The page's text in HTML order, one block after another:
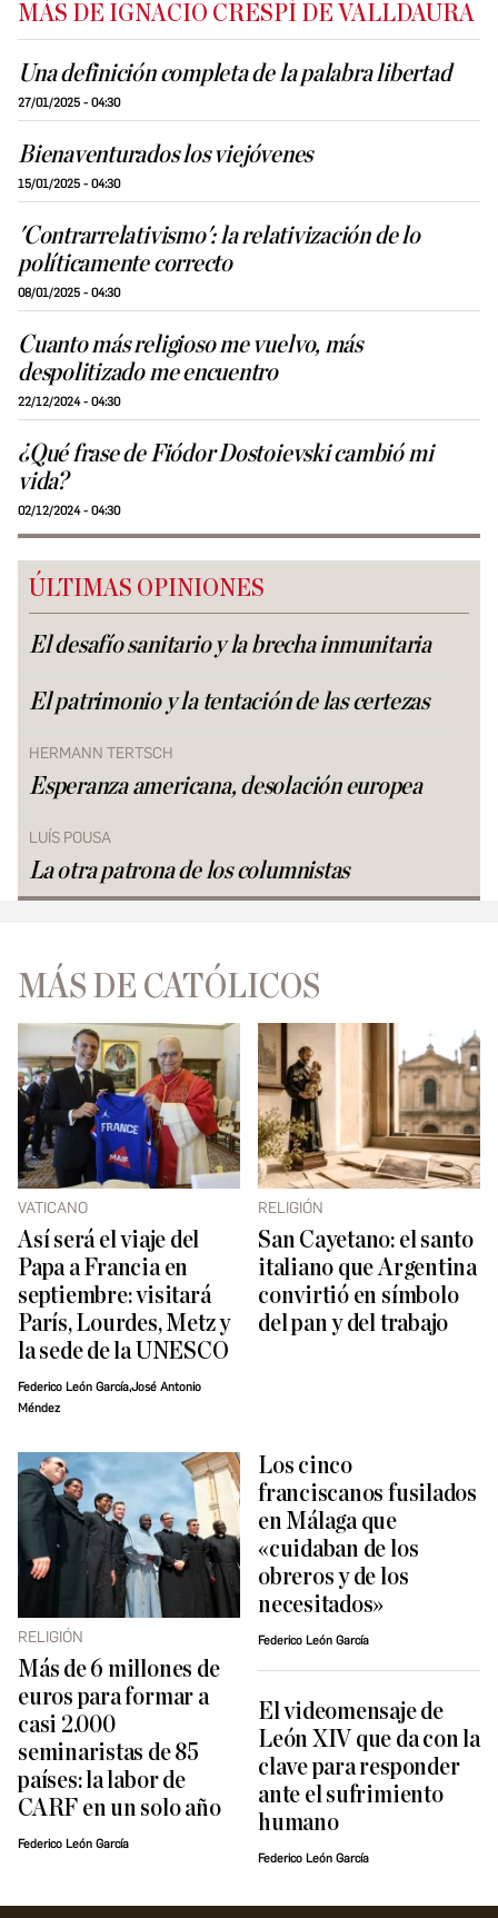
MÁS DE IGNACIO CRESPÍ DE VALLDAURA
Una definición completa de la palabra libertad
27/01/2025 - 04:30
Bienaventurados los viejóvenes
15/01/2025 - 04:30
'Contrarrelativismo': la relativización de lo
políticamente correcto
08/01/2025 - 04:30
Cuanto más religioso me vuelvo, más
despolitizado me encuentro
22/12/2024 - 04:30
¿Qué frase de Fiódor Dostoievski cambió mi
vida?
02/12/2024 - 04:30
ÚLTIMAS OPINIONES
El desafío sanitario y la brecha inmunitaria
El patrimonio y la tentación de las certezas
HERMANN TERTSCH
Esperanza americana, desolación europea
LUÍS POUSA
La otra patrona de los columnistas
MÁS DE CATÓLICOS
VATICANO
Así será el viaje del
Papa a Francia en
septiembre: visitará
París, Lourdes, Metz y
la sede de la UNESCO
Federico León García,José Antonio
Méndez
RELIGIÓN
San Cayetano: el santo
italiano que Argentina
convirtió en símbolo
del pan y del trabajo
RELIGIÓN
Más de 6 millones de
euros para formar a
casi 2.000
seminaristas de 85
países: la labor de
CARF en un solo año
Federico León García
Los cinco
franciscanos fusilados
en Málaga que
«cuidaban de los
obreros y de los
necesitados»
Federico León García
El videomensaje de
León XIV que da con la
clave para responder
ante el sufrimiento
humano
Federico León García